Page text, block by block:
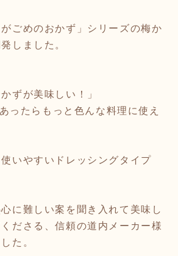
ごめのおかず」シリーズの梅か
しました。
ずが美味しい！」
ったらもっと色んな料理に使え
いやすいドレッシングタイプ
に難しい案を聞き入れて美味し
ださる、信頼の道内メーカー様
た。